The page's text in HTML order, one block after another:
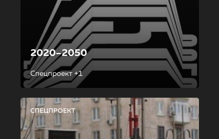
2020–2050
Спецпроект +1
СПЕЦПРОЕКТ